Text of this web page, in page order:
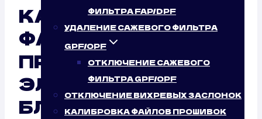
ФИЛЬТРА FAP/DPF
УДАЛЕНИЕ САЖЕВОГО ФИЛЬТРА
GPF/OPF
ОТКЛЮЧЕНИЕ САЖЕВОГО
ФИЛЬТРА GPF/OPF
ОТКЛЮЧЕНИЕ ВИХРЕВЫХ ЗАСЛОНОК
КАЛИБРОВКА ФАЙЛОВ ПРОШИВОК
КАЛИБРОВКА
ФАЙЛОВ
ПРОШИВОК
ЭЛЕКТРОННОГО
БЛОКА